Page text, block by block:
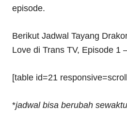
episode.
Berikut Jadwal Tayang
Love di Trans TV, Episode 1
[table id=21
*jadwal bisa berubah